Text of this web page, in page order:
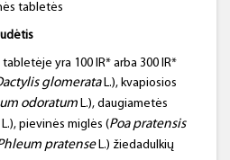
tabletės
yra 100 IR* arba 300 IR*
glomerataL.), kvapiosios
odoratum L.), daugiametės
L.), pievinės miglės (Poa pratensis
pratenseL.) žiedadulkių